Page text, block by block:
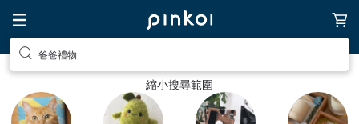
爸爸禮物
縮小搜尋範圍